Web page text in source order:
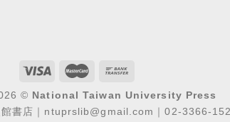
© National Taiwan University Press
館書店｜ntuprslib@gmail.com｜02-3366-